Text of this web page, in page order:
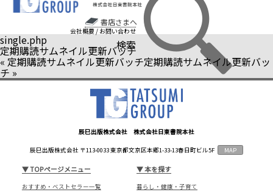
書店さまへ
会社概要 / お問い合わせ
検索
single.php
定期購読サムネイル更新バッチ
« 定期購読サムネイル更新バッチ定期購読サムネイル更新バッ
チ »
辰巳出版株式会社 株式会社日東書院本社
辰巳出版株式会社 〒113-0033 東京都文京区本郷1-33-13春日町ビル5F MAP
▼TOPページメニュー
おすすめ・ベストセラー一覧
▼本を探す
暮らし・健康・子育て